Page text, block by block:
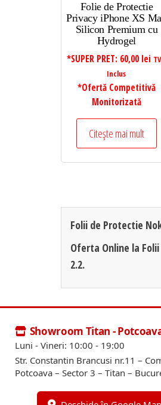
Folie de Protectie
Privacy iPhone XS
Silicon Premium cu
Hydrogel
*SUPER PRET: 60,00 lei
Inclus
*Ofertă Competitivă
Monitorizată
Citește mai mult
Folii de Protectie
Oferta Online la
2.2.
Showroom Titan -
Luni - Vineri: 10:00 - 19:00
Str. Constantin Brancusi nr.11 –
Potcoava – Sector 3 – Titan –